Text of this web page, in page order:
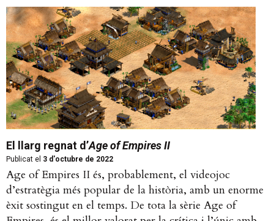
El llarg regnat d’Age of Empires II
Publicat el 3 d'octubre de 2022
Age of Empires II és, probablement, el videojoc
d’estratègia més popular de la història, amb un enorme
èxit sostingut en el temps. De tota la sèrie Age of